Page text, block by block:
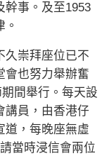
幹事。及至1953
崇拜座位已不
會也努力舉辦奮
間舉行。每天設
講員，由香港仔
道，每晚座無虛
當時浸信會兩位